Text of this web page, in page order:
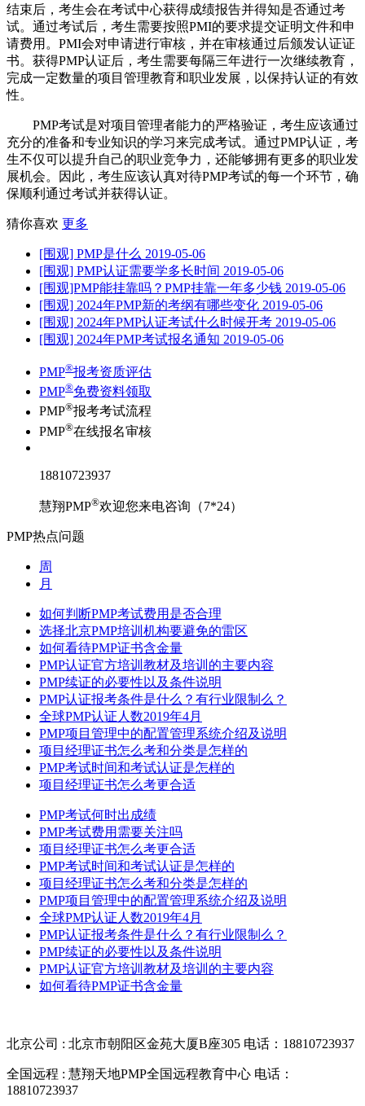
结束后，考生会在考试中心获得成绩报告并得知是否通过考
试。通过考试后，考生需要按照PMI的要求提交证明文件和申
请费用。PMI会对申请进行审核，并在审核通过后颁发认证证
书。获得PMP认证后，考生需要每隔三年进行一次继续教育，
完成一定数量的项目管理教育和职业发展，以保持认证的有效
性。
PMP考试是对项目管理者能力的严格验证，考生应该通过
充分的准备和专业知识的学习来完成考试。通过PMP认证，考
生不仅可以提升自己的职业竞争力，还能够拥有更多的职业发
展机会。因此，考生应该认真对待PMP考试的每一个环节，确
保顺利通过考试并获得认证。
猜你喜欢 更多
[围观] PMP是什么 2019-05-06
[围观] PMP认证需要学多长时间 2019-05-06
[围观]PMP能挂靠吗？PMP挂靠一年多少钱 2019-05-06
[围观] 2024年PMP新的考纲有哪些变化 2019-05-06
[围观] 2024年PMP认证考试什么时候开考 2019-05-06
[围观] 2024年PMP考试报名通知 2019-05-06
PMP®报考资质评估
PMP®免费资料领取
PMP®报考考试流程
PMP®在线报名审核
18810723937
慧翔PMP®欢迎您来电咨询（7*24）
PMP热点问题
周
月
如何判断PMP考试费用是否合理
选择北京PMP培训机构要避免的雷区
如何看待PMP证书含金量
PMP认证官方培训教材及培训的主要内容
PMP续证的必要性以及条件说明
PMP认证报考条件是什么？有行业限制么？
全球PMP认证人数2019年4月
PMP项目管理中的配置管理系统介绍及说明
项目经理证书怎么考和分类是怎样的
PMP考试时间和考试认证是怎样的
项目经理证书怎么考更合适
PMP考试何时出成绩
PMP考试费用需要关注吗
项目经理证书怎么考更合适
PMP考试时间和考试认证是怎样的
项目经理证书怎么考和分类是怎样的
PMP项目管理中的配置管理系统介绍及说明
全球PMP认证人数2019年4月
PMP认证报考条件是什么？有行业限制么？
PMP续证的必要性以及条件说明
PMP认证官方培训教材及培训的主要内容
如何看待PMP证书含金量
北京公司 : 北京市朝阳区金苑大厦B座305 电话：18810723937
全国远程 : 慧翔天地PMP全国远程教育中心 电话：
18810723937